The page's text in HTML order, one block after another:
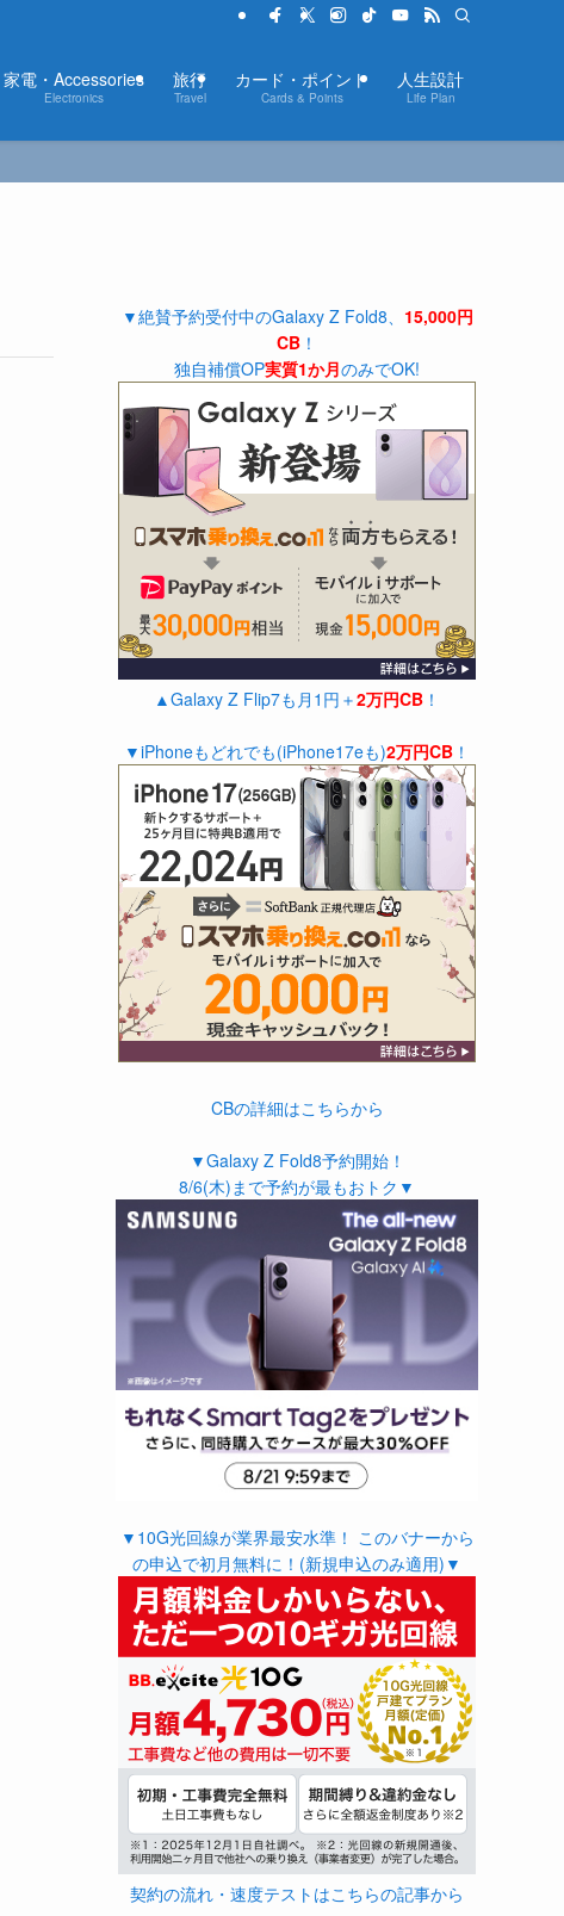
家電・Accessories
Electronics
旅行
Travel
カード・ポイント
Cards & Points
人生設計
Life Plan
▼絶賛予約受付中のGalaxy Z Fold8、 15,000円
CB ！
独自補償OP実質1か月のみでOK!
▲Galaxy Z Flip7も月1円＋2万円CB ！
▼iPhoneもどれでも(iPhone17eも)2万円CB ！
CBの詳細はこちらから
▼Galaxy Z Fold8予約開始！
8/6(木)まで予約が最もおトク▼
▼10G光回線が業界最安水準！ このバナーから
の申込で初月無料に！(新規申込のみ適用)▼
契約の流れ・速度テストはこちらの記事から